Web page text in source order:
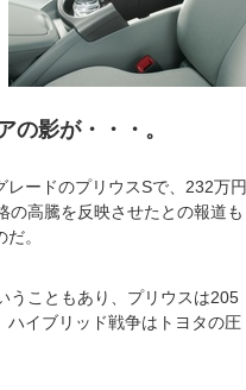
の影が・・・。
ードのプリウスSで、232万円
の高騰を反映させたとの報道も
。
うこともあり、プリウスは205
イブリッド戦争はトヨタの圧